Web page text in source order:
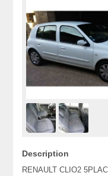
Description
RENAULT CLIO2